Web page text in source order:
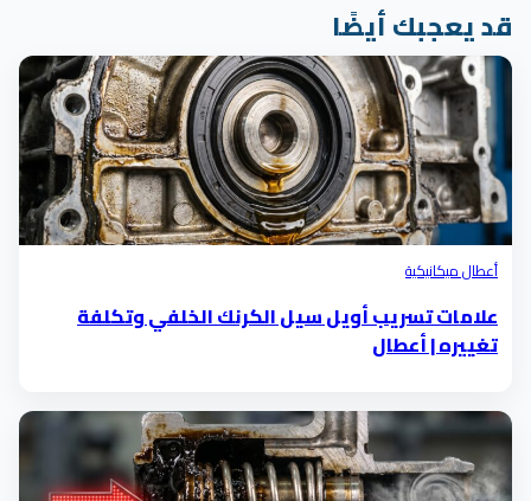
قد يعجبك أيضًا
أعطال ميكانيكية
علامات تسريب أويل سيل الكرنك الخلفي وتكلفة
تغييره | أعطال